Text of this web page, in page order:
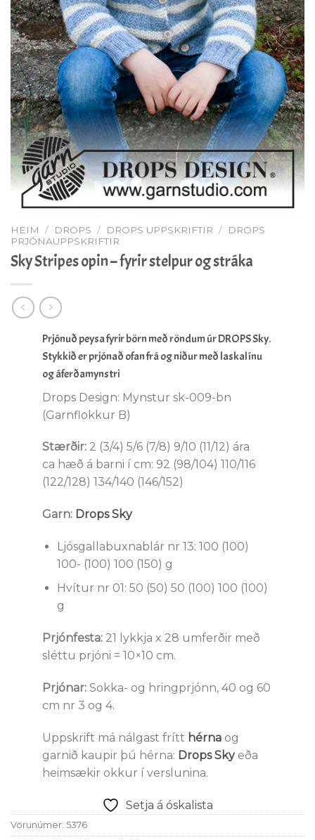
HEIM / DROPS / DROPS UPPSKRIFTIR /
DROPS
PRJÓNAUPPSKRIFTIR
Sky Stripes opin – fyrir stelpur og stráka
Prjónuð peysa fyrir börn með röndum úr DROPS Sky.
Stykkið er prjónað ofan frá og niður með laskalínu
og áferðamynstri
Drops Design: Mynstur sk-009-bn
(Garnflokkur B)
Stærðir: 2 (3/4) 5/6 (7/8) 9/10 (11/12) ára
ca hæð á barni í cm: 92 (98/104) 110/116
(122/128) 134/140 (146/152)
Garn: Drops Sky
Ljósgallabuxnablár nr 13: 100 (100)
100- (100) 100 (150) g
Hvítur nr 01: 50 (50) 50 (100) 100 (100)
g
Prjónfesta: 21 lykkja x 28 umferðir með
sléttu prjóni = 10×10 cm.
Prjónar: Sokka- og hringprjónn, 40 og 60
cm nr 3 og 4.
Uppskrift má nálgast frítt hérna og
garnið kaupir þú hérna: Drops Skyeða
heimsækir okkur í verslunina.
Setja á óskalista
Vörunúmer: 5376